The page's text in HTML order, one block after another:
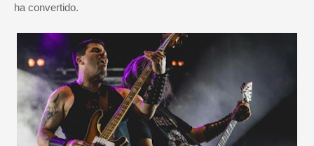
ha convertido.